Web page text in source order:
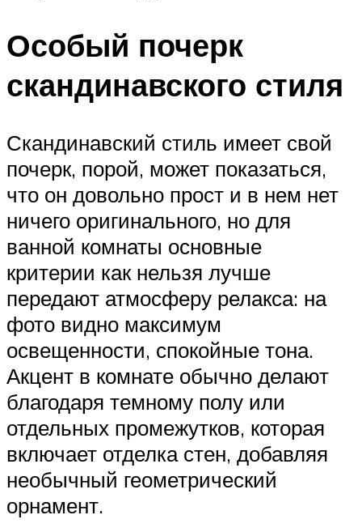
Особый почерк
скандинавского стиля
Скандинавский стиль имеет свой
почерк, порой, может показаться,
что он довольно прост и в нем нет
ничего оригинального, но для
ванной комнаты основные
критерии как нельзя лучше
передают атмосферу релакса: на
фото видно максимум
освещенности, спокойные тона.
Акцент в комнате обычно делают
благодаря темному полу или
отдельных промежутков, которая
включает отделка стен, добавляя
необычный геометрический
орнамент.